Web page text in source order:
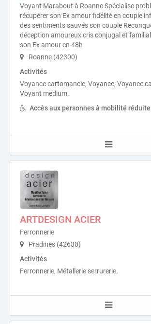
Voyant Marabout à Roanne Spécialise
récupérer son Ex amour fidélité en couple
des sentiments sauvés son couple
déception amoureux cris conjugal et
son Ex amour en 48h
Roanne (42300)
Activités
Voyance cartomancie, Voyance, Voyance
Voyant medium.
Accès aux personnes à mobilité réduite
ARTDESIGN ACIER
Ferronnerie
Pradines (42630)
Activités
Ferronnerie, Métallerie serrurerie.